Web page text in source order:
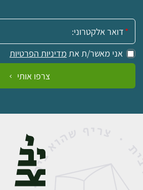
אימייל:
אני מאשר/ת את מדיניות הפרטיות
צרפו אותי